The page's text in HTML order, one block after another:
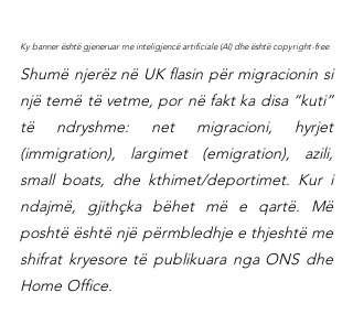
Ky banner është gjeneruar me inteligjencë artificiale (AI) dhe është copyright-free
Shumë njerëz në UK flasin për migracionin si
një temë të vetme, por në fakt ka disa “kuti”
të ndryshme: net migracioni, hyrjet
(immigration), largimet (emigration), azili,
small boats, dhe kthimet/deportimet. Kur i
ndajmë, gjithçka bëhet më e qartë. Më
poshtë është një përmbledhje e thjeshtë me
shifrat kryesore të publikuara nga ONS dhe
Home Office.